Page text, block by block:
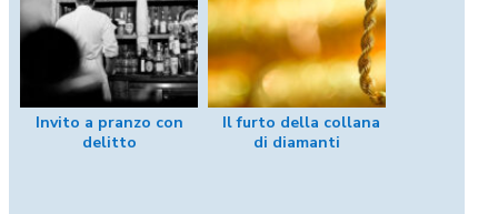
Invito a pranzo con
delitto
Il furto della collana
di diamanti